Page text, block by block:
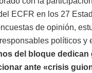
ECFR en los 27
de opinión,
políticos y
del bloque dedican
ante «crisis